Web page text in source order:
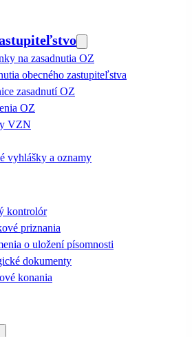
na zasadnutia OZ
obecného zastupiteľstva
zasadnutí OZ
OZ
VZN
vyhlášky a oznamy
kontrolór
priznania
o uložení písomnosti
dokumenty
konania